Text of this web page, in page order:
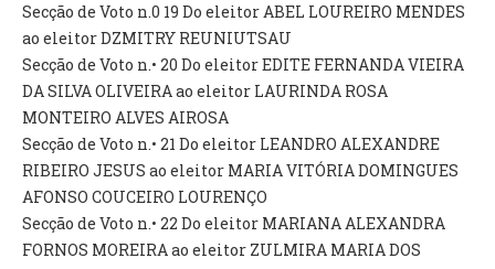
Secção de Voto n.0 19 Do eleitor ABEL LOUREIRO MENDES
ao eleitor DZMITRY REUNIUTSAU
Secção de Voto n.• 20 Do eleitor EDITE FERNANDA VIEIRA
DA SILVA OLIVEIRA ao eleitor LAURINDA ROSA
MONTEIRO ALVES AIROSA
Secção de Voto n.• 21 Do eleitor LEANDRO ALEXANDRE
RIBEIRO JESUS ao eleitor MARIA VITÓRIA DOMINGUES
AFONSO COUCEIRO LOURENÇO
Secção de Voto n.• 22 Do eleitor MARIANA ALEXANDRA
FORNOS MOREIRA ao eleitor ZULMIRA MARIA DOS